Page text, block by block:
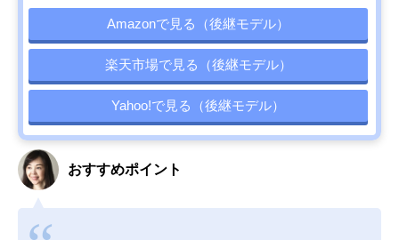
Amazonで見る（後継モデル）
楽天市場で見る（後継モデル）
Yahoo!で見る（後継モデル）
おすすめポイント